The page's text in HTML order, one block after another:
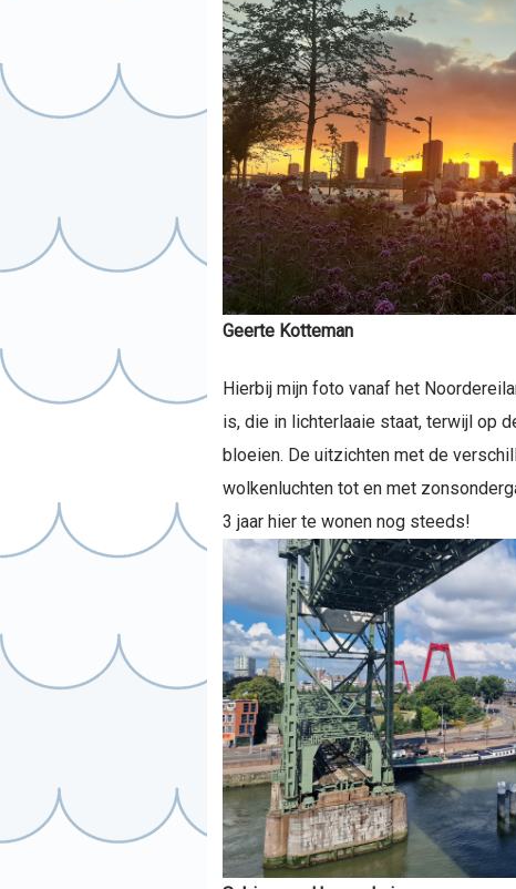
Geerte Kotteman
Hierbij mijn foto vanaf het
is, die in lichterlaaie staat, terwijl op
bloeien. De uitzichten met de
wolkenluchten tot en met
3 jaar hier te wonen nog steeds!